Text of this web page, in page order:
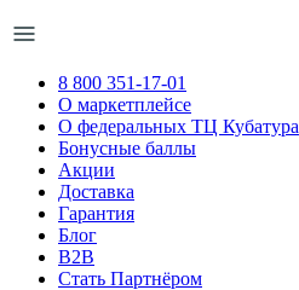
8 800 351-17-01
О маркетплейсе
О федеральных ТЦ Кубатура
Бонусные баллы
Акции
Доставка
Гарантия
Блог
B2B
Стать Партнёром